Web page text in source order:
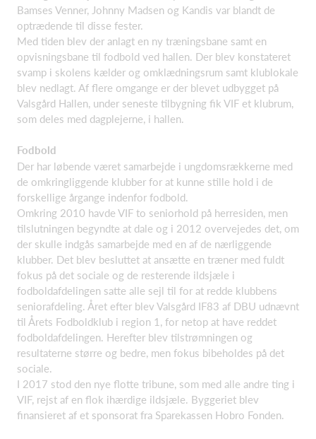
Bamses Venner, Johnny Madsen og Kandis var blandt de
optrædende til disse fester.
Med tiden blev der anlagt en ny træningsbane samt en
opvisningsbane til fodbold ved hallen. Der blev konstateret
svamp i skolens kælder og omklædningsrum samt klublokale
blev nedlagt. Af flere omgange er der blevet udbygget på
Valsgård Hallen, under seneste tilbygning fik VIF et klubrum,
som deles med dagplejerne, i hallen.
Fodbold
Der har løbende været samarbejde i ungdomsrækkerne med
de omkringliggende klubber for at kunne stille hold i de
forskellige årgange indenfor fodbold.
Omkring 2010 havde VIF to seniorhold på herresiden, men
tilslutningen begyndte at dale og i 2012 overvejedes det, om
der skulle indgås samarbejde med en af de nærliggende
klubber. Det blev besluttet at ansætte en træner med fuldt
fokus på det sociale og de resterende ildsjæle i
fodboldafdelingen satte alle sejl til for at redde klubbens
seniorafdeling. Året efter blev Valsgård IF83 af DBU udnævnt
til Årets Fodboldklub i region 1, for netop at have reddet
fodboldafdelingen. Herefter blev tilstrømningen og
resultaterne større og bedre, men fokus bibeholdes på det
sociale.
I 2017 stod den nye flotte tribune, som med alle andre ting i
VIF, rejst af en flok ihærdige ildsjæle. Byggeriet blev
finansieret af et sponsorat fra Sparekassen Hobro Fonden.